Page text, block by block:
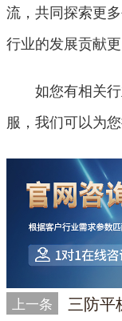
流，共同探索更
行业的发展贡献更
如您有相关行
服，我们可以为
上一条 三防平